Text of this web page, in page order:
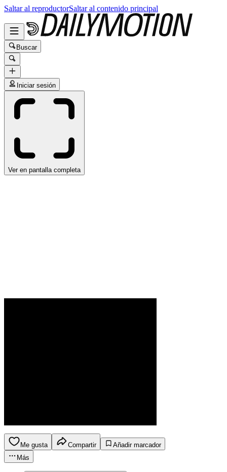
Saltar al reproductorSaltar al contenido principal
Buscar
Iniciar sesión
Ver en pantalla completa
Me gusta Compartir
Añadir marcador
Más